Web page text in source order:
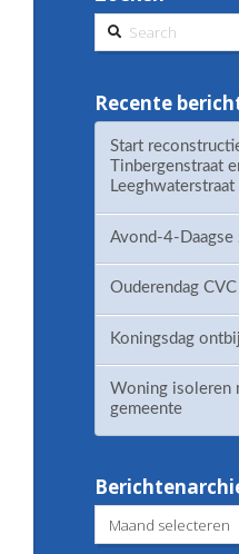
Search
Recente
Start
Tinbergenstraat
Leeghwaterstraat
Avond-4-Daagse
Ouderendag
Koningsdag
Woning isoleren
gemeente
Berichtenarchief